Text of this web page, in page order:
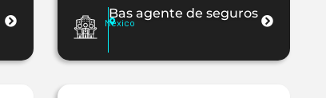
Bas agente de seguros
Mexico